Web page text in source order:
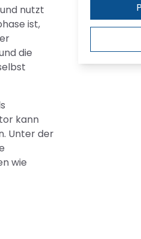
nutzt
ist,
die
kann
Unter der
wie